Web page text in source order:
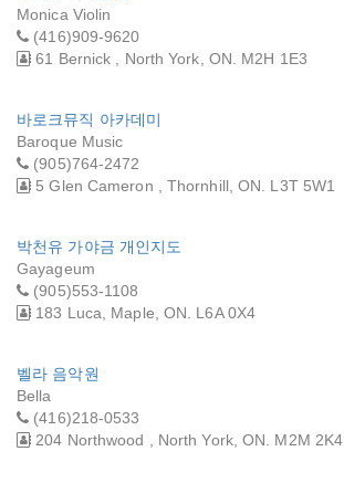
Monica Violin
(416)909-9620
61 Bernick , North York, ON. M2H 1E3
바로크뮤직 아카데미
Baroque Music
(905)764-2472
5 Glen Cameron , Thornhill, ON. L3T 5W1
박천유 가야금 개인지도
Gayageum
(905)553-1108
183 Luca, Maple, ON. L6A 0X4
벨라 음악원
Bella
(416)218-0533
204 Northwood , North York, ON. M2M 2K4